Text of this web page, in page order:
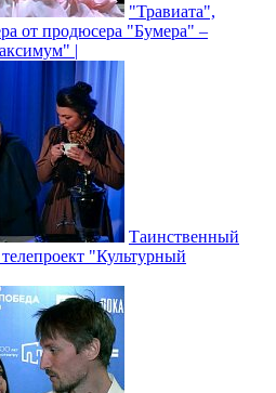
"Травиата",
от продюсера "Бумера" –
|
Таинственный
"Культурный